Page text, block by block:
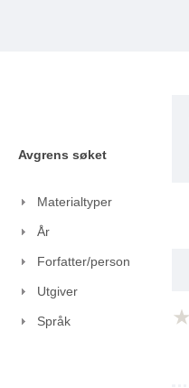
Avgrens søket
Materialtyper
År
Forfatter/person
Utgiver
Språk